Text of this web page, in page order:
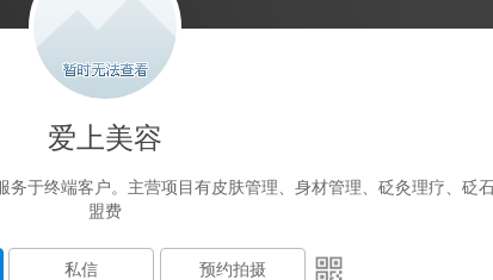
爱上美容
于终端客户。主营项目有皮肤管理、身材管理、砭灸理疗、砭
盟费
预约拍摄
私信